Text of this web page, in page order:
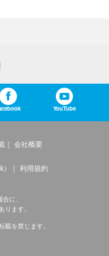
YouTube
会社概要
利用規約
に、
ます。
を禁じます。